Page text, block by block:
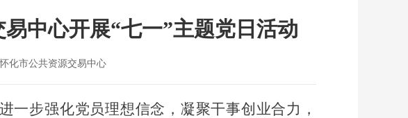
中心开展“七一”主题党日活动
化市公共资源交易中心
一步强化党员理想信念，凝聚干事创业合力，